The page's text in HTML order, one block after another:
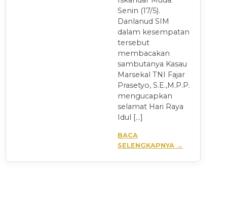
Senin (17/5).
Danlanud SIM
dalam kesempatan
tersebut
membacakan
sambutanya Kasau
Marsekal TNI Fajar
Prasetyo, S.E.,M.P.P.
mengucapkan
selamat Hari Raya
Idul […]
BACA
SELENGKAPNYA →